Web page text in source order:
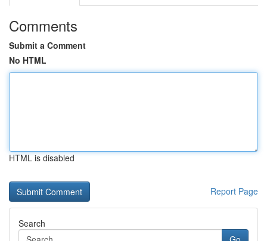
Comments
Submit a Comment
No HTML
HTML is disabled
Report Page
Search